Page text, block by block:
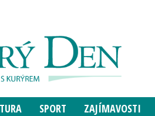
SPORT ZAJÍMAVOSTI